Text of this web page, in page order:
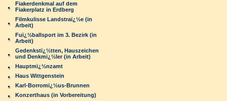
Fiakerdenkmal auf dem
Fiakerplatz in Erdberg
Filmkulisse Landstraï¿½e (in
Arbeit)
Fuï¿½ballsport im 3. Bezirk (in
Arbeit)
Gedenkstï¿½tten, Hauszeichen
und Denkmï¿½ler (in Arbeit)
Hauptmï¿½nzamt
Haus Wittgenstein
Karl-Borromï¿½us-Brunnen
Konzerthaus (in Vorbereitung)